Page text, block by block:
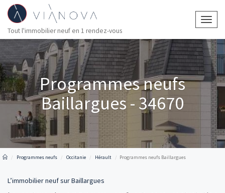
Tout l'immobilier neuf en 1 rendez-vous
Programmes neufs
Baillargues - 34670
Programmes neufs Occitanie Hérault Programmes neufs Baillargues
L’immobilier neuf sur Baillargues